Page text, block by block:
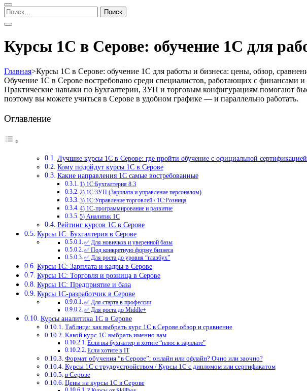
Найти:
Курсы 1С в Серове: обучение 1С для
Главная>Курсы 1С в Серове: обучение 1С для работы и бизнеса: цены, обзор,
Обучение 1С в Серове востребовано среди специалистов, работающих с финансами
Практические навыки по Бухгалтерии, ЗУП и торговым конфигурациям помогают
поэтому вы можете учиться в Серове в удобном графике — и параллельно работать.
Оглавление
Лучшие курсы 1С в Серове: где пройти обучение с официальной
Кому подойдут курсы 1С в Серове
Какие направления 1С самые востребованные
1) 1С:Бухгалтерия 8.3
2) 1С:ЗУП (Зарплата и управление персоналом)
3) 1С:Управление торговлей / 1С:Розница
4) 1С-программирование и развитие
5) Аналитик 1С
Рейтинг курсов 1С в Серове
Курсы 1С: Бухгалтерия в Серове
✅ Для новичков и уверенной базы
✅ Под конкретную форму бизнеса
✅ Для роста до уровня “главбух”
Курсы 1С: Зарплата и кадры в Серове
Курсы 1С: Торговля и розница в Серове
Курсы 1С: Предприятие и база
Курсы 1С-разработчик в Серове
✅ Для старта в профессии
✅ Для роста до Middle+
Курсы аналитика 1С в Серове
Таблица: как выбрать курс 1С в Серове обзор и сравнение
Какой курс 1С выбрать именно вам
Если вы бухгалтер и хотите “плюс к зарплате”
Если хотите в IT
Формат обучения “в Серове”: онлайн или офлайн? Очно или заочно?
Курсы 1С с трудоустройством / Курсы 1С с дипломом или сертификатом
в Серове
Цены на курсы 1С в Серове